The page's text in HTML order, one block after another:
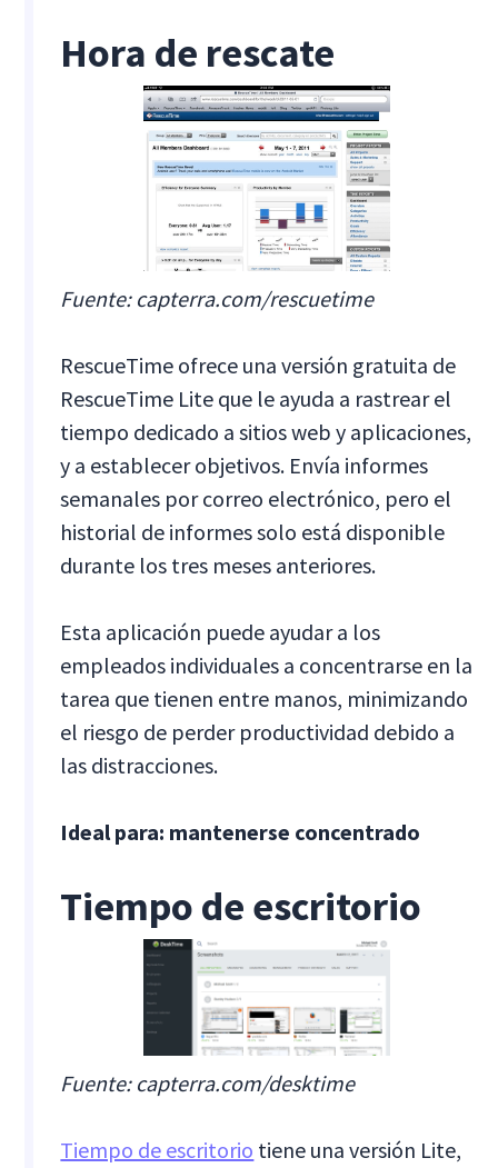
Hora de rescate
Fuente: capterra.com/rescuetime
RescueTime ofrece una versión gratuita de
RescueTime Lite que le ayuda a rastrear el
tiempo dedicado a sitios web y aplicaciones,
y a establecer objetivos. Envía informes
semanales por correo electrónico, pero el
historial de informes solo está disponible
durante los tres meses anteriores.
Esta aplicación puede ayudar a los
empleados individuales a concentrarse en la
tarea que tienen entre manos, minimizando
el riesgo de perder productividad debido a
las distracciones.
Ideal para: mantenerse concentrado
Tiempo de escritorio
Fuente: capterra.com/desktime
Tiempo de escritorio tiene una versión Lite,